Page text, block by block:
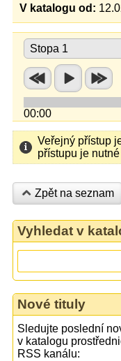
V katalogu od:
Stopa 1
00:00
Veřejný přístup
přístupu je
Zpět na seznam
Vyhledat v
Nové tituly
Sledujte poslední
v katalogu
RSS kanálu: